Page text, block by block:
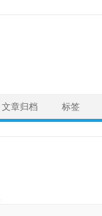
文章归档 标签